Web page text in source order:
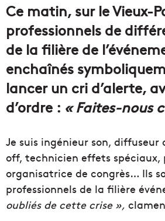
Ce matin, sur le Vieux-
professionnels de
de la filière de
enchaînés
lancer un cri d’alerte,
d’ordre : « Faites-nous
Je suis ingénieur son, diffuseur
off, technicien effets spéciaux,
organisatrice de congrès… Ils
professionnels de la filière
oubliés de cette crise »,